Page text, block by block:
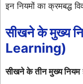
इन नियमों का क्रमबद्ध
सीखने केमुख्य
Learning)
सीखने के तीन मुख्य नियम